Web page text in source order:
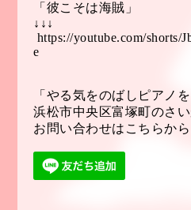
「彼こそは海賊」
↓↓↓
https://youtube.com/shorts/
e
「やる気をのばしピアノ
浜松市中央区富塚町のさ
お問い合わせはこちらか